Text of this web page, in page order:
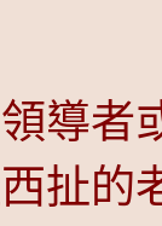
導者
扯的